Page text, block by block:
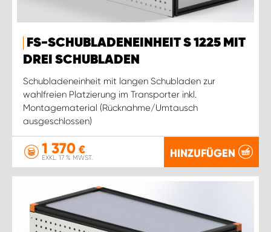
FS-SCHUBLADENEINHEIT S 1225 MIT
DREI SCHUBLADEN
Schubladeneinheit mit langen Schubladen zur
wahlfreien Platzierung im Transporter inkl.
Montagematerial (Rücknahme/Umtausch
ausgeschlossen)
1 370 €
EXKL. 17 % MWST. HINZUFÜGEN